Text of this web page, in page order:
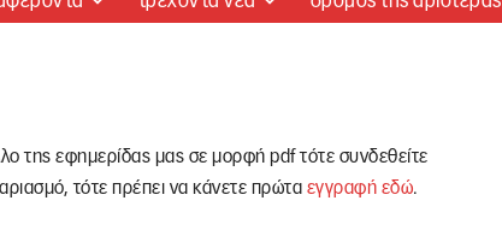
της εφημερίδας μας σε μορφή pdf τότε συνδεθείτε
τότε πρέπει να κάνετε πρώτα εγγραφή εδώ.